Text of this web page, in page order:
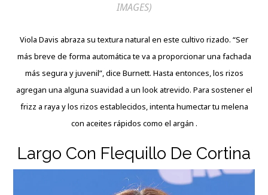
IMAGES)
Viola Davis abraza su textura natural en este cultivo rizado. “Ser
más breve de forma automática te va a proporcionar una fachada
más segura y juvenil”, dice Burnett. Hasta entonces, los rizos
agregan una alguna suavidad a un look atrevido. Para sostener el
frizz a raya y los rizos establecidos, intenta humectar tu melena
con aceites rápidos como el argán .
Largo Con Flequillo De Cortina